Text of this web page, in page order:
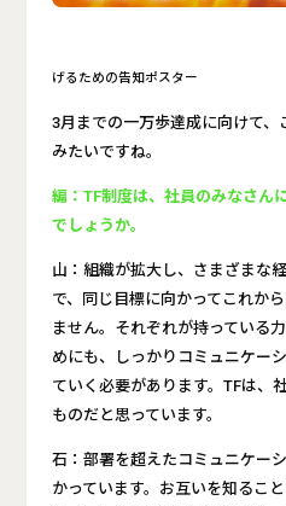
コラボイベ
げるための告知ポスター
3月までの一万歩達成に向けて
みたいですね。
編：TF制度は、社員のみなさん
でしょうか。
山：組織が拡大し、さまざまな
で、同じ目標に向かってこれか
ません。それぞれが持っている
めにも、しっかりコミュニケー
ていく必要があります。TFは、
ものだと思っています。
石：部署を超えたコミュニケー
かっています。お互いを知るこ